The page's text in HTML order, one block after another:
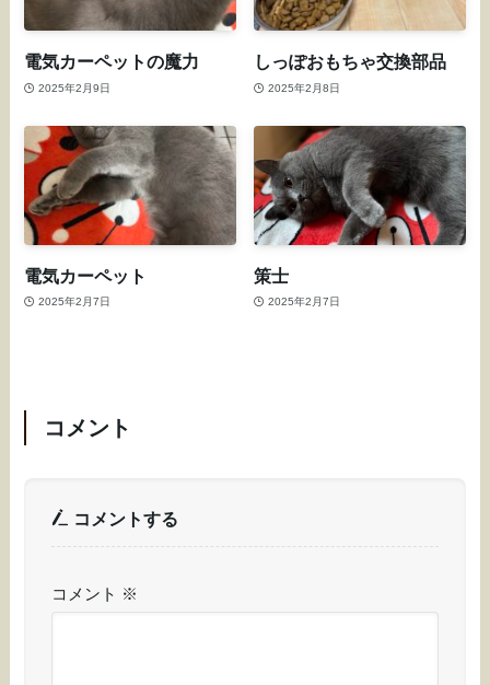
電気カーペットの魔力
2025年2月9日
しっぽおもちゃ交換部品
2025年2月8日
電気カーペット
2025年2月7日
策士
2025年2月7日
コメント
コメントする
コメント ※